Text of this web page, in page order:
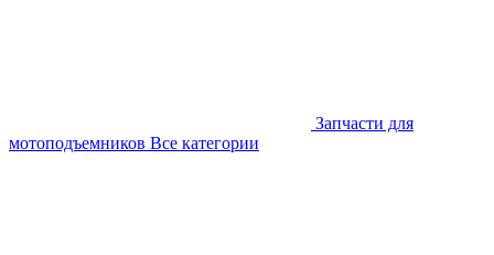
Запчасти для
мотоподъемников Все категории